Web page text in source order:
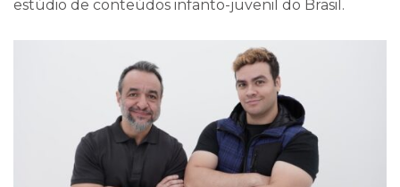
estúdio de conteúdos infanto-juvenil do Brasil.